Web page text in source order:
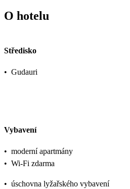
O hotelu
Středisko
• Gudauri
Vybavení
• moderní apartmány
• Wi-Fi zdarma
• úschovna lyžařského vybavení